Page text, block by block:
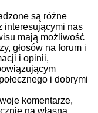
są różne
interesującymi nas
mają możliwość
głosów na forum i
i opinii,
i dobrymi
komentarze,
na własną